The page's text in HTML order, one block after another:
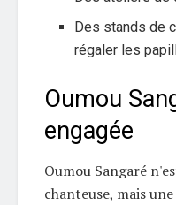
Des stands de
régaler les
Oumou
engagée
Oumou Sangaré
chanteuse, mais